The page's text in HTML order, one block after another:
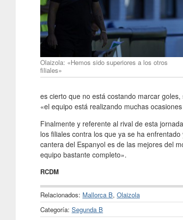
Olaizola: «Hemos sido superiores a los otros
filiales»
es cierto que no está costando marcar
«el equipo está realizando muchas
Finalmente y referente al rival de esta
los filiales contra los que ya se ha
cantera del Espanyol es de las mejores del
equipo bastante completo».
RCDM
Relacionados: Mallorca B, Olaizola
Categoría: Segunda B